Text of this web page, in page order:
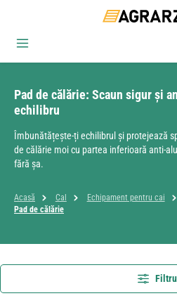
Sari la conținutul principal
Pad de călărie: Scaun sigur și
echilibru
Îmbunătățește-ți echilibrul și protejează
de călărie moi cu partea inferioară anti-
fără șa.
Acasă Cal Echipament pentru cai
Pad de călărie
Filtru